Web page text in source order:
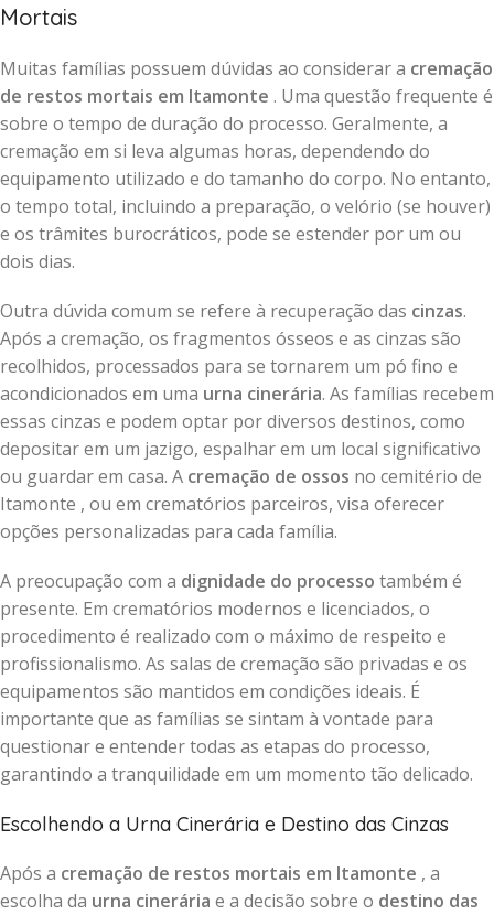
Mortais
Muitas famílias possuem dúvidas ao considerar a cremação
de restos mortais em Itamonte . Uma questão frequente é
sobre o tempo de duração do processo. Geralmente, a
cremação em si leva algumas horas, dependendo do
equipamento utilizado e do tamanho do corpo. No entanto,
o tempo total, incluindo a preparação, o velório (se houver)
e os trâmites burocráticos, pode se estender por um ou
dois dias.
Outra dúvida comum se refere à recuperação das cinzas.
Após a cremação, os fragmentos ósseos e as cinzas são
recolhidos, processados para se tornarem um pó fino e
acondicionados em uma urna cinerária. As famílias recebem
essas cinzas e podem optar por diversos destinos, como
depositar em um jazigo, espalhar em um local significativo
ou guardar em casa. A cremação de ossos no cemitério de
Itamonte , ou em crematórios parceiros, visa oferecer
opções personalizadas para cada família.
A preocupação com a dignidade do processo também é
presente. Em crematórios modernos e licenciados, o
procedimento é realizado com o máximo de respeito e
profissionalismo. As salas de cremação são privadas e os
equipamentos são mantidos em condições ideais. É
importante que as famílias se sintam à vontade para
questionar e entender todas as etapas do processo,
garantindo a tranquilidade em um momento tão delicado.
Escolhendo a Urna Cinerária e Destino das Cinzas
Após a cremação de restos mortais em Itamonte , a
escolha da urna cinerária e a decisão sobre o destino das